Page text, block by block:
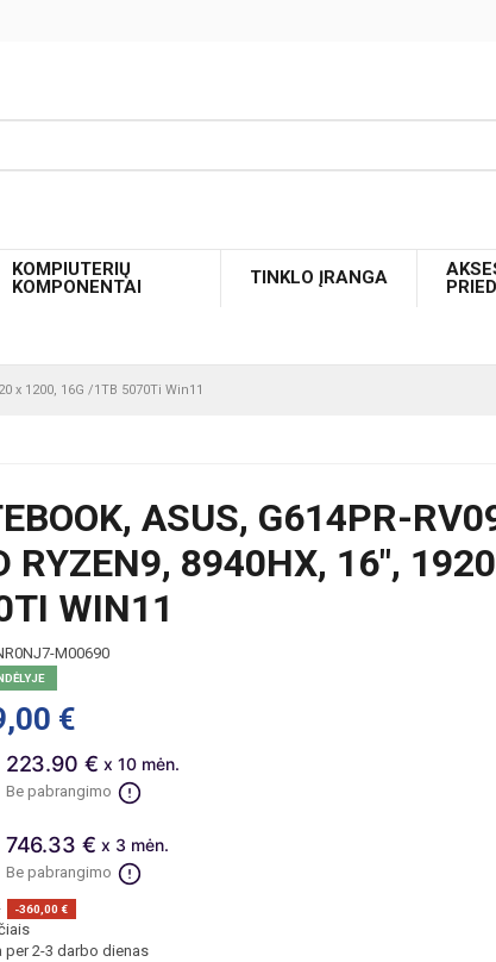
KOMPIUTERIŲ
KOMPONENTAI
TINKLO ĮRANGA
x 1200, 16G /1TB 5070Ti Win11
ASUS, G614PR-
RYZEN9, 8940HX, 16",
WIN11
M00690
€
223.90 € x 10 mėn.
Be pabrangimo
746.33 € x 3 mėn.
Be pabrangimo
-360,00 €
per 2-3 darbo dienas